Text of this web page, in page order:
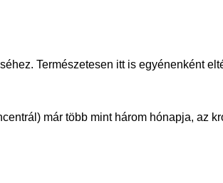
Természetesen itt is egyénenként
már több mint három hónapja, az